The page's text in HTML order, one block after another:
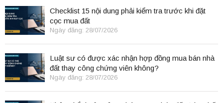
Checklist 15 nội dung phải kiểm tra trước khi đặt
cọc mua đất
Ngày đăng: 28/07/2026
Luật sư có được xác nhận hợp đồng mua bán nhà
đất thay công chứng viên không?
Ngày đăng: 28/07/2026